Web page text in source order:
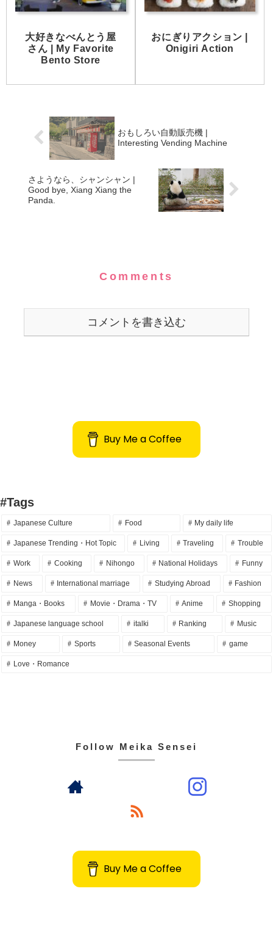
大好きなべんとう屋
さん | My Favorite
Bento Store
おにぎりアクション |
Onigiri Action
おもしろい自動販売機 |
Interesting Vending Machine
さようなら、シャンシャン |
Good bye, Xiang Xiang the
Panda.
Comments
コメントを書き込む
Buy Me a Coffee
#Tags
Japanese Culture Food My daily life
Japanese Trending・Hot Topic Living Traveling Trouble
Work Cooking Nihongo National Holidays Funny
News International marriage Studying Abroad Fashion
Manga・Books Movie・Drama・TV Anime Shopping
Japanese language school italki Ranking Music
Money Sports Seasonal Events game
Love・Romance
Follow Meika Sensei
Buy Me a Coffee